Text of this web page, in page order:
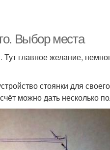
Выбор места
главное желание,
стоянки для
можно дать несколько